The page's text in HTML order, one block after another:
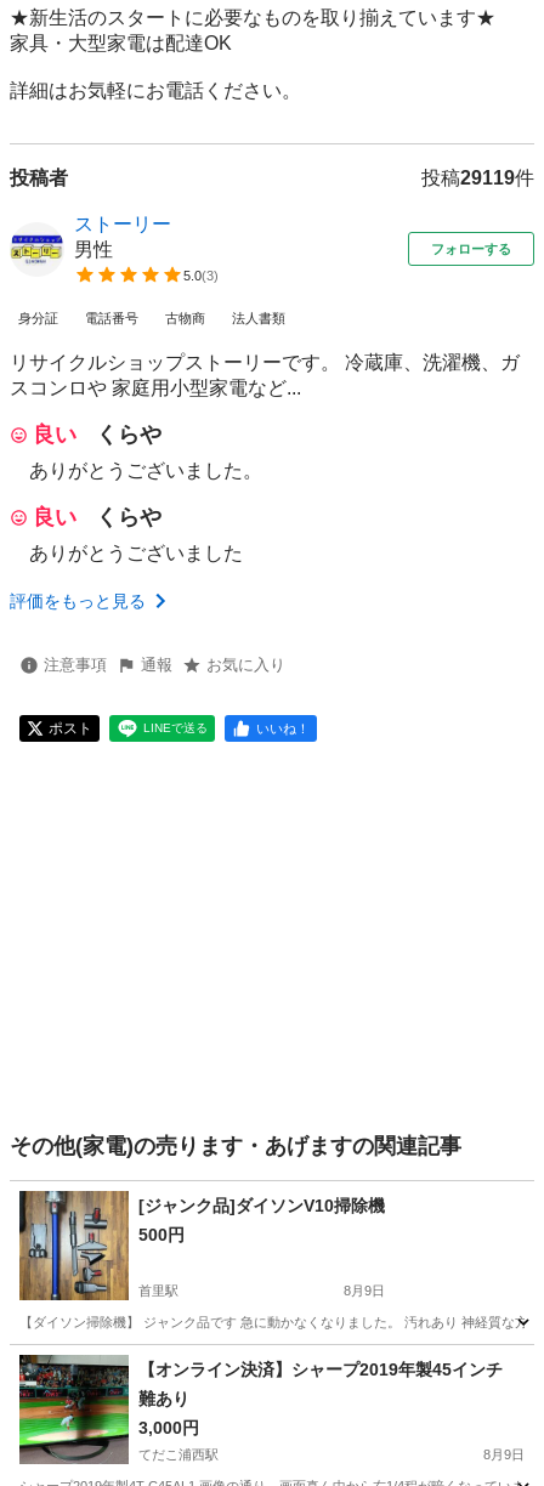
★新生活のスタートに必要なものを取り揃えています★
家具・大型家電は配達OK
詳細はお気軽にお電話ください。
投稿者 投稿29119件
ストーリー
男性
5.0(3)
フォローする
身分証 電話番号 古物商 法人書類
リサイクルショップストーリーです。 冷蔵庫、洗濯機、ガ
スコンロや 家庭用小型家電など...
良い くらや
ありがとうございました。
良い くらや
ありがとうございました
評価をもっと見る
注意事項 通報 お気に入り
ポスト LINEで送る いいね！
その他(家電)の売ります・あげますの関連記事
[ジャンク品]ダイソンV10掃除機
500円
首里駅 8月9日
【ダイソン掃除機】 ジャンク品です 急に動かなくなりました。 汚れあり 神経質な方
沖縄 島尻郡 首里駅 生活家電
【オンライン決済】シャープ2019年製45インチ
難あり
3,000円
てだこ浦西駅 8月9日